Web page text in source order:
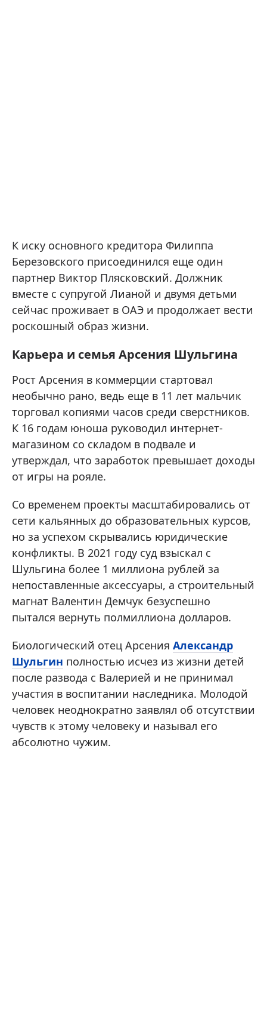
К иску основного кредитора Филиппа
Березовского присоединился еще один
партнер Виктор Плясковский. Должник
вместе с супругой Лианой и двумя детьми
сейчас проживает в ОАЭ и продолжает вести
роскошный образ жизни.
Карьера и семья Арсения Шульгина
Рост Арсения в коммерции стартовал
необычно рано, ведь еще в 11 лет мальчик
торговал копиями часов среди сверстников.
К 16 годам юноша руководил интернет-
магазином со складом в подвале и
утверждал, что заработок превышает доходы
от игры на рояле.
Со временем проекты масштабировались от
сети кальянных до образовательных курсов,
но за успехом скрывались юридические
конфликты. В 2021 году суд взыскал с
Шульгина более 1 миллиона рублей за
непоставленные аксессуары, а строительный
магнат Валентин Демчук безуспешно
пытался вернуть полмиллиона долларов.
Биологический отец Арсения Александр
Шульгин полностью исчез из жизни детей
после развода с Валерией и не принимал
участия в воспитании наследника. Молодой
человек неоднократно заявлял об отсутствии
чувств к этому человеку и называл его
абсолютно чужим.